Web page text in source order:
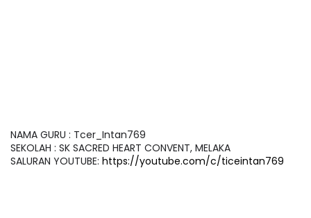
NAMA GURU : Tcer_Intan769
SEKOLAH : SK SACRED HEART CONVENT, MELAKA
SALURAN YOUTUBE: https://youtube.com/c/ticeintan769